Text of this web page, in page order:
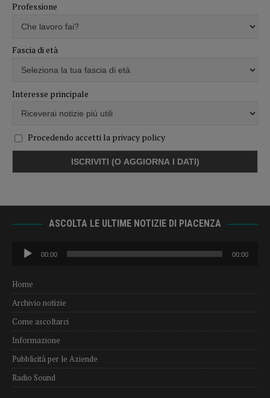
Professione
Fascia di età
Interesse principale
Procedendo accetti la privacy policy
ASCOLTA LE ULTIME NOTIZIE DI PIACENZA
Audio
Player
00:00 00:00
Home
Archivio notizie
Come ascoltarci
Informazione
Pubblicità per le Aziende
Radio Sound